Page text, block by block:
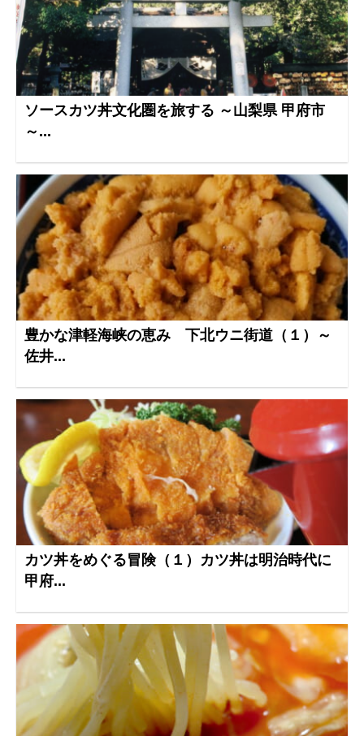
ソースカツ丼文化圏を旅する ～山梨県 甲府市
～...
豊かな津軽海峡の恵み 下北ウニ街道（１）～
佐井...
カツ丼をめぐる冒険（１）カツ丼は明治時代に
甲府...